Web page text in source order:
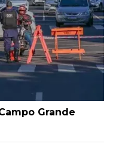
Grande